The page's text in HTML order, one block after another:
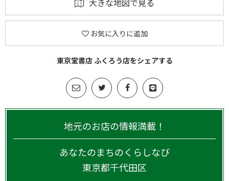
大きな地図で見る
お気に入りに追加
東京堂書店 ふくろう店をシェアする
地元のお店の情報満載！
あなたのまちのくらしなび
東京都千代田区